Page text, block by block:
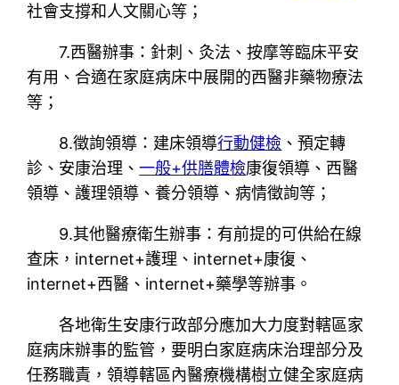
社會支撐和人文關心等；
7.西醫辦事：針刺、灸法、按摩等臨床平安
有用、合適在家庭病床中展開的西醫非藥物療法
等；
8.徵詢領導：建床領導行動健檢 、預定轉
診、安康治理、一般+供膳體檢康復領導、西醫
領導、護理領導、養分領導、病情徵詢等；
9.其他醫療衛生辦事：有前提的可供給在線
查床，internet+護理、internet+康復、
internet+西醫、internet+藥學等辦事。
各地衛生安康行政部分應加大力度對轄區家
庭病床辦事的監管，要明白家庭病床治理部分及
任務職責，領導轄區內醫療機構樹立健全家庭病